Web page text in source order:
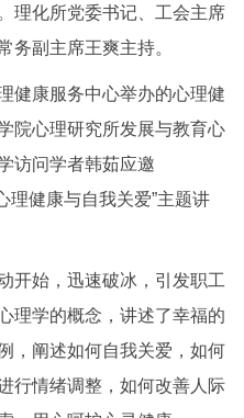
理化所党委书记、工会主席
务副主席王爽主持。
健康服务中心举办的心理健
院心理研究所发展与教育心
访问学者韩茹应邀
理健康与自我关爱”主题讲
开始，迅速破冰，引发职工
理学的概念，讲述了幸福的
，阐述如何自我关爱，如何
行情绪调整，如何改善人际